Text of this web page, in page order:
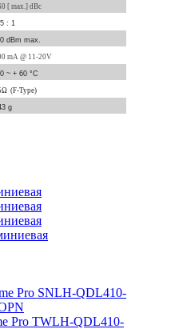
[ max.] dBc
: 1
dBm max.
mA @ 11-20V
~ + 60 °C
(F-Type)
g
Pro SNLH-QDL410-
Pro TWLH-QDL410-